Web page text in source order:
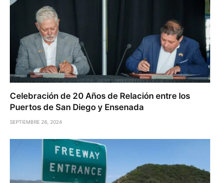
Celebración de 20 Años de Relación entre los
Puertos de San Diego y Ensenada
SEPTIEMBRE 26, 2024